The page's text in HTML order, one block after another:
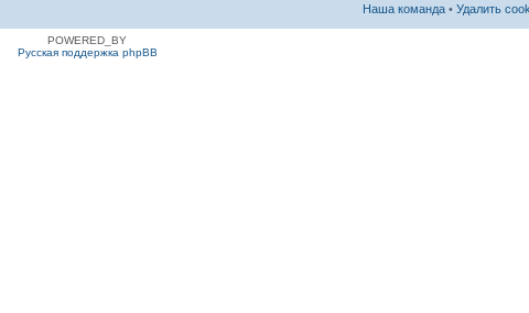
Наша команда • Удалить
POWERED_BY
Русская поддержка phpBB